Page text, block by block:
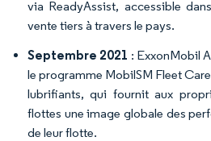
via ReadyAssist, accessible
vente tiers à travers le pays.
Septembre 2021 : ExxonMobil
le programme MobilSM Fleet
lubrifiants, qui fournit aux
flottes une image globale des
de leur flotte.